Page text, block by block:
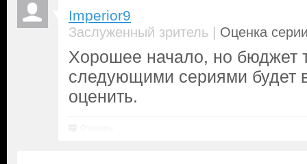
Imperior9
Заслуженный зритель | Оценка
Хорошее начало, но бюджет
следующими сериями будет
оценить.